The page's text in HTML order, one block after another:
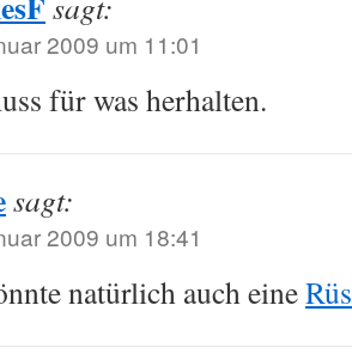
2009 um 11:01
für was herhalten.
sagt:
2009 um 18:41
natürlich auch eine